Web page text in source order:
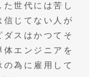
世代には苦し
信じてない人が
スはかつてそ
エンジニアを
為に雇用して